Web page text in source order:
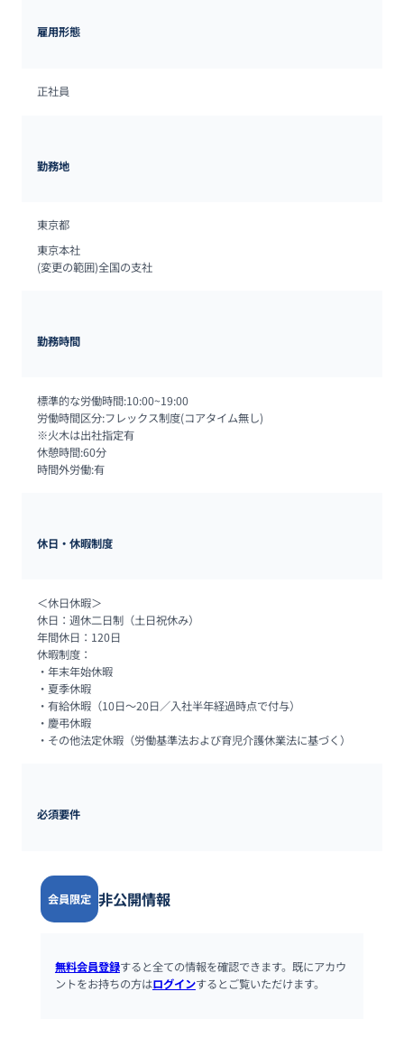
雇用形態
正社員
勤務地
東京都
東京本社
(変更の範囲)全国の支社
勤務時間
標準的な労働時間:10:00~19:00
労働時間区分:フレックス制度(コアタイム無し)
※火木は出社指定有
休憩時間:60分
時間外労働:有
休日・休暇制度
＜休日休暇＞
休日：週休二日制（土日祝休み）
年間休日：120日
休暇制度：
・年末年始休暇
・夏季休暇
・有給休暇（10日～20日／入社半年経過時点で付与）
・慶弔休暇
・その他法定休暇（労働基準法および育児介護休業法に基づく）
必須要件
会員限定 非公開情報
無料会員登録すると全ての情報を確認できます。既にアカウ
ントをお持ちの方はログインするとご覧いただけます。